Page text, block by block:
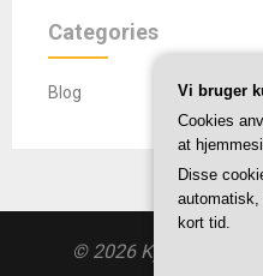
Categories
Blog
© 2026 Kyotaku.dk |
Vi bruger
Cookies
at
Disse
kort tid.